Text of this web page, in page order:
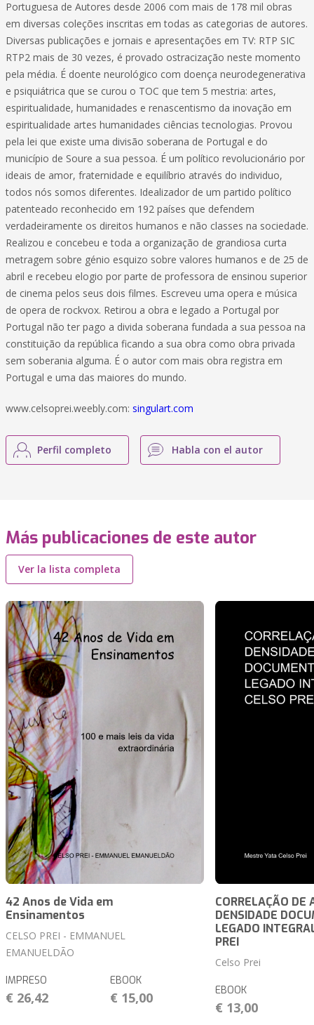
Portuguesa de Autores desde 2006 com mais de 178 mil obras
em diversas coleções inscritas em todas as categorias de autores.
Diversas publicações e jornais e apresentações em TV: RTP SIC
RTP2 mais de 30 vezes, é provado ostracização neste momento
pela média. É doente neurológico com doença neurodegenerativa
e psiquiátrica que se curou o TOC que tem 5 mestria: artes,
espiritualidade, humanidades e renascentismo da inovação em
espiritualidade artes humanidades ciências tecnologias. Provou
pela lei que existe uma divisão soberana de Portugal e do
município de Soure a sua pessoa. É um político revolucionário por
ideais de amor, fraternidade e equilíbrio através do individuo,
todos nós somos diferentes. Idealizador de um partido político
patenteado reconhecido em 192 países que defendem
verdadeiramente os direitos humanos e não classes na sociedade.
Realizou e concebeu e toda a organização de grandiosa curta
metragem sobre génio esquizo sobre valores humanos e de 25 de
abril e recebeu elogio por parte de professora de ensinou superior
de cinema pelos seus dois filmes. Escreveu uma opera e música
de opera de rockvox. Retirou a obra e legado a Portugal por
Portugal não ter pago a divida soberana fundada a sua pessoa na
constituição da república ficando a sua obra como obra privada
sem soberania alguma. É o autor com mais obra registra em
Portugal e uma das maiores do mundo.
www.celsoprei.weebly.com: singulart.com
Perfil completo Habla con el autor
Más publicaciones de este autor
Ver la lista completa
42 Anos de Vida em
Ensinamentos
CELSO PREI - EMMANUEL
EMANUELDÃO
IMPRESO
€ 26,42
EBOOK
€ 15,00
CORRELAÇÃO DE
DENSIDADE
LEGADO
PREI
Celso Prei
EBOOK
€ 13,00